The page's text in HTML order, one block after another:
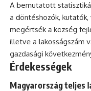
A bemutatott
a döntéshozók, kutatók,
megértsék a község
illetve a lakosságszám
gazdasági
Érdekességek
Magyarország teljes